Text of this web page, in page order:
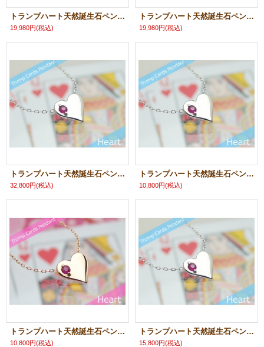
トランプハート天然誕生石ペンダント/K10ホワイトゴールド[ルビー]※ネックレスチェーン付き
19,980円(税込)
トランプハート天然誕生石ペンダント/K10ピンクゴールド[ルビー]※ネックレスチェーン付き
19,980円(税込)
トランプハート天然誕生石ペンダント/プラチナ[ルビー]※ネックレスチェーン付き
32,800円(税込)
トランプハート天然誕生石ペンダント/K10ホワイトゴールド[ルビー]※ネックレスチェーンは別売りです
10,800円(税込)
トランプハート天然誕生石ペンダント/K10ピンクゴールド[ルビー]※ネックレスチェーンは別売りです
10,800円(税込)
トランプハート天然誕生石ペンダント/プラチナ[ルビー]※ネックレスチェーンは別売りです
15,800円(税込)